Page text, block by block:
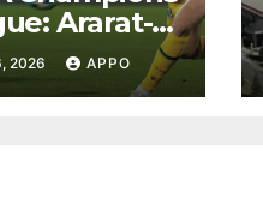
Ararat-
Secure
2026 APPO